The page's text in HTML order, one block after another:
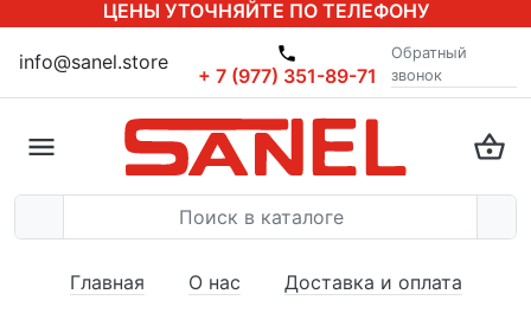
ЦЕНЫ УТОЧНЯЙТЕ ПО ТЕЛЕФОНУ
info@sanel.store
+ 7 (977) 351-89-71
Обратный
звонок
Главная О нас
Доставка и оплата